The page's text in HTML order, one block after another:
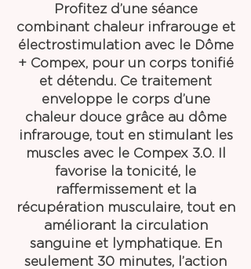
Profitez d’une séance
combinant chaleur infrarouge et
électrostimulation avec le Dôme
+ Compex, pour un corps tonifié
et détendu. Ce traitement
enveloppe le corps d’une
chaleur douce grâce au dôme
infrarouge, tout en stimulant les
muscles avec le Compex 3.0. Il
favorise la tonicité, le
raffermissement et la
récupération musculaire, tout en
améliorant la circulation
sanguine et lymphatique. En
seulement 30 minutes, l’action